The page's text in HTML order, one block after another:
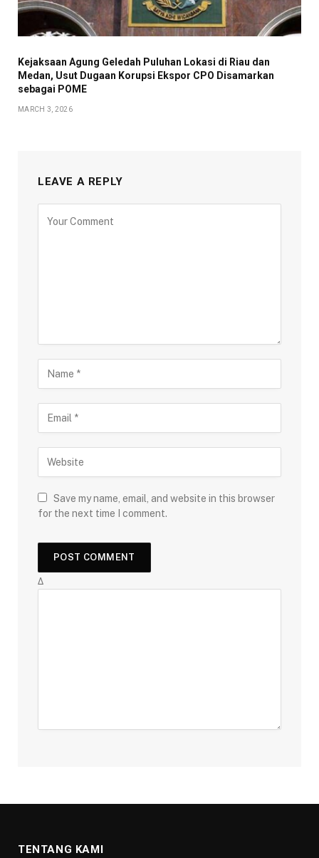
Kejaksaan Agung Geledah Puluhan Lokasi di Riau dan
Medan, Usut Dugaan Korupsi Ekspor CPO Disamarkan
sebagai POME
MARCH 3, 2026
LEAVE A REPLY
Save my name, email, and website in this browser
for the next time I comment.
Δ
TENTANG KAMI